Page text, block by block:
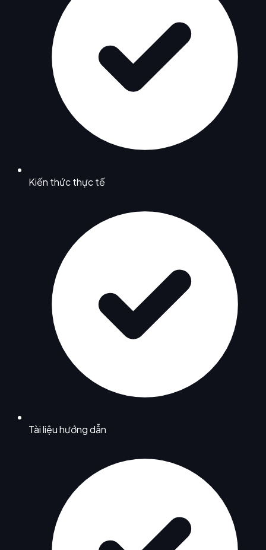
Kiến thức thực tế
Tài liệu hướng dẫn